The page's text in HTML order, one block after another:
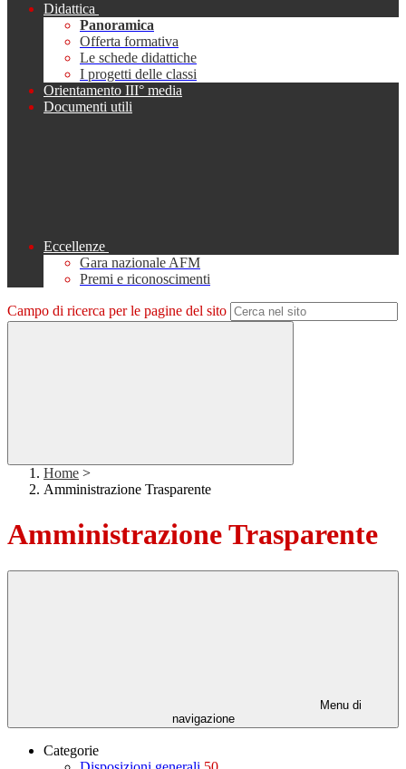
Didattica
Panoramica
Offerta formativa
Le schede didattiche
I progetti delle classi
Orientamento III° media
Documenti utili
Eccellenze
Gara nazionale AFM
Premi e riconoscimenti
Campo di ricerca per le pagine del sito
Home >
Amministrazione Trasparente
Amministrazione Trasparente
Menu di
navigazione
Categorie